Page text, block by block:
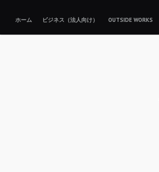
ホーム ビジネス（法人向け） OUTSIDE WORKS